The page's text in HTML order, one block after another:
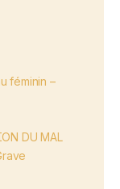
féminin –
DU MAL